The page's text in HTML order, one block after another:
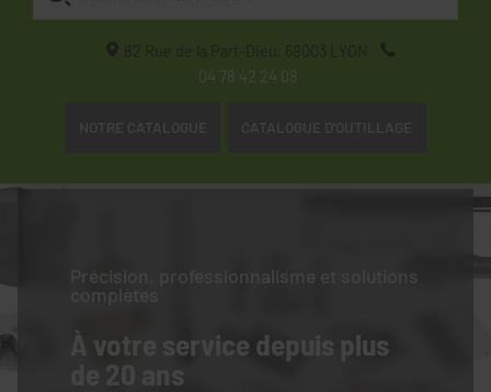
82 Rue de la Part-Dieu, 69003
LYON
04 78 42 24 08
NOTRE CATALOGUE CATALOGUE D'OUTILLAGE
Précision, professionnalisme et solutions
complètes
À votre service depuis plus
de 20 ans